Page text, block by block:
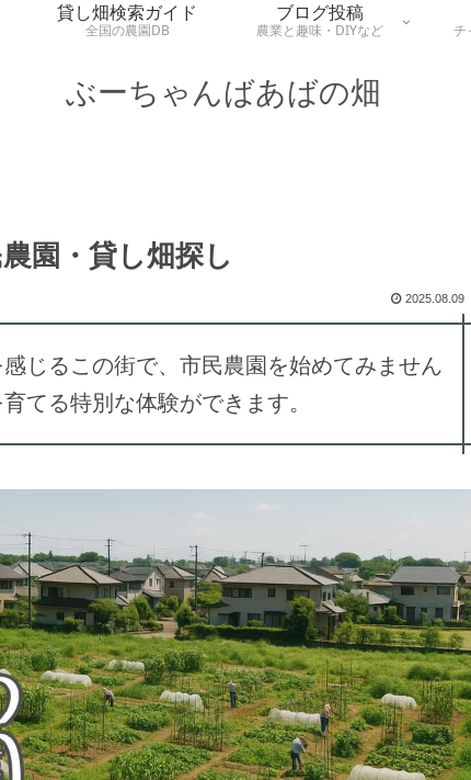
ぶーちゃんばあばの畑
貸し畑検索ガイド
全国の農園DB
ブログ投稿
農業と趣味・DIYなど
チ
園・貸し畑探し
2025.08.09
じるこの街で、市民農園を始めてみません
てる特別な体験ができます。